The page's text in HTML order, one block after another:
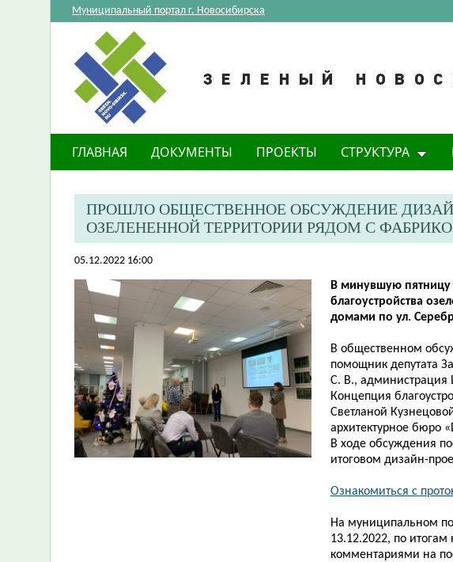
Муниципальный портал г. Новосибирска
ГЛАВНАЯ ДОКУМЕНТЫ ПРОЕКТЫ СТРУКТУРА
ПРОШЛО ОБЩЕСТВЕННОЕ ОБСУЖДЕНИЕ
ОЗЕЛЕНЕННОЙ ТЕРРИТОРИИ РЯДОМ С
05.12.2022 16:00
В минувшую
благоустройства
домами по ул.
В общественном
помощник депутата
С. В., администрация
Концепция
Светланой
архитектурное бюро
В ходе обсуждения
итоговом дизайн-
Ознакомиться с
На муниципальном
13.12.2022, по итогам
комментариями на